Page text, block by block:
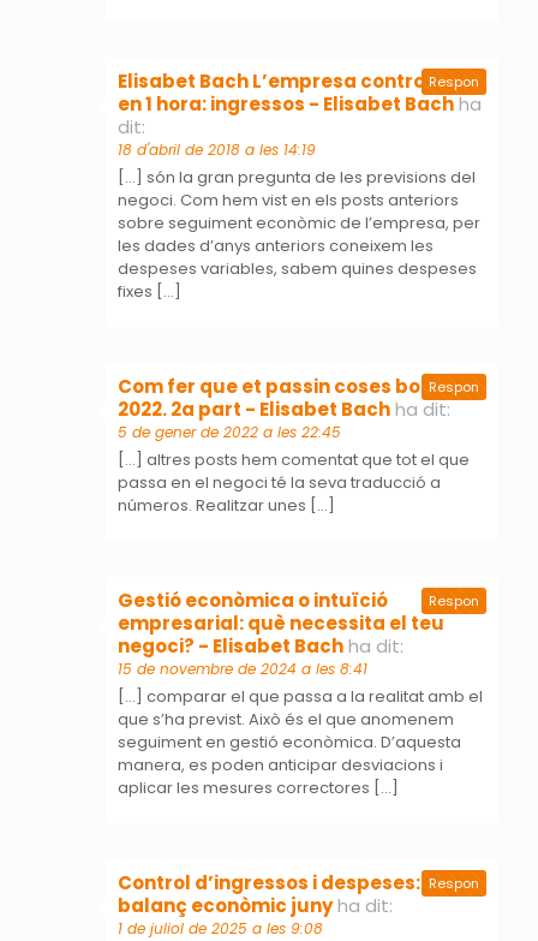
Elisabet Bach L’empresa controlada
en 1 hora: ingressos - Elisabet Bachha
dit:
18 d'abril de 2018 a les 14:19
[…] són la gran pregunta de les previsions del
negoci. Com hem vist en els posts anteriors
sobre seguiment econòmic de l’empresa, per
les dades d’anys anteriors coneixem les
despeses variables, sabem quines despeses
fixes […]
Respon
Com fer que et passin coses bones el
2022. 2a part - Elisabet Bachha dit:
5 de gener de 2022 a les 22:45
[…] altres posts hem comentat que tot el que
passa en el negoci té la seva traducció a
números. Realitzar unes […]
Respon
Gestió econòmica o intuïció
empresarial: què necessita el teu
negoci? - Elisabet Bachha dit:
15 de novembre de 2024 a les 8:41
[…] comparar el que passa a la realitat amb el
que s’ha previst. Això és el que anomenem
seguiment en gestió econòmica. D’aquesta
manera, es poden anticipar desviacions i
aplicar les mesures correctores […]
Respon
Control d’ingressos i despeses:
balanç econòmic junyha dit:
1 de juliol de 2025 a les 9:08
Respon